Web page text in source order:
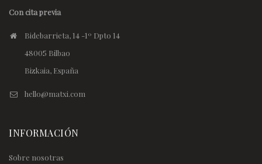
Con cita previa
Bidebarrieta, 14 -1º Dpto 14
48005 Bilbao
Bizkaia, España
hello@matxi.com
INFORMACIÓN
Sobre nosotras